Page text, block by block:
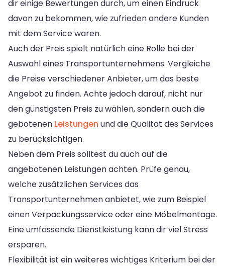
dir einige Bewertungen durch, um einen Eindruck
davon zu bekommen, wie zufrieden andere Kunden
mit dem Service waren.
Auch der Preis spielt natürlich eine Rolle bei der
Auswahl eines Transportunternehmens. Vergleiche
die Preise verschiedener Anbieter, um das beste
Angebot zu finden. Achte jedoch darauf, nicht nur
den günstigsten Preis zu wählen, sondern auch die
gebotenen Leistungen und die Qualität des Services
zu berücksichtigen.
Neben dem Preis solltest du auch auf die
angebotenen Leistungen achten. Prüfe genau,
welche zusätzlichen Services das
Transportunternehmen anbietet, wie zum Beispiel
einen Verpackungsservice oder eine Möbelmontage.
Eine umfassende Dienstleistung kann dir viel Stress
ersparen.
Flexibilität ist ein weiteres wichtiges Kriterium bei der